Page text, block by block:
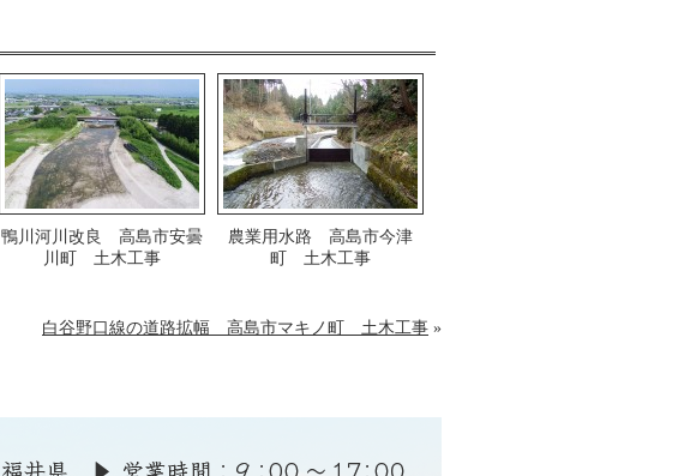
鴨川河川改良 高島市安曇
川町 土木工事
農業用水路 高島市今津
町 土木工事
白谷野口線の道路拡幅 高島市マキノ町 土木工事 »